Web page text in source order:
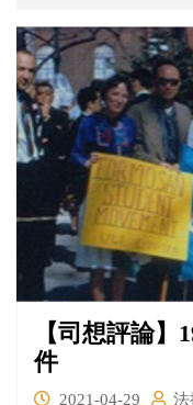
的分析。
【司想評論
件
2021-04-29
法